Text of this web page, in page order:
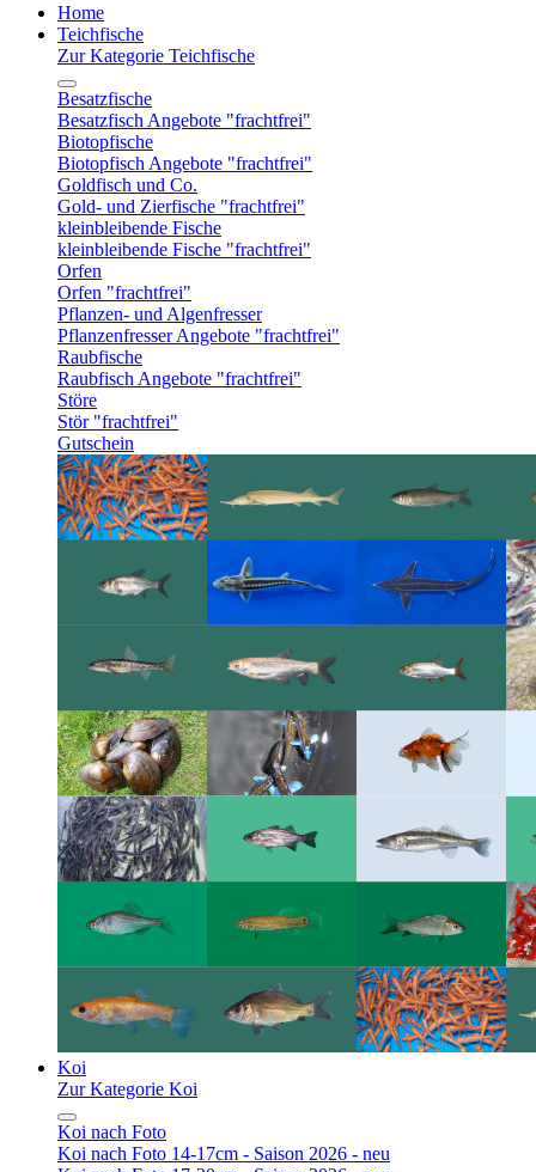
Home
Teichfische
Zur Kategorie Teichfische
Besatzfische
Besatzfisch Angebote "frachtfrei"
Biotopfische
Biotopfisch Angebote "frachtfrei"
Goldfisch und Co.
Gold- und Zierfische "frachtfrei"
kleinbleibende Fische
kleinbleibende Fische "frachtfrei"
Orfen
Orfen "frachtfrei"
Pflanzen- und Algenfresser
Pflanzenfresser Angebote "frachtfrei"
Raubfische
Raubfisch Angebote "frachtfrei"
Störe
Stör "frachtfrei"
Gutschein
Koi
Zur Kategorie Koi
Koi nach Foto
Koi nach Foto 14-17cm - Saison 2026 - neu